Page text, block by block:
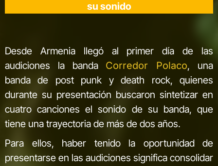
su sonido
Desde Armenia llegó al primer día de las
audiciones la banda Corredor Polaco, una
banda de post punk y death rock, quienes
durante su presentación buscaron sintetizar en
cuatro canciones el sonido de su banda, que
tiene una trayectoria de más de dos años.
Para ellos, haber tenido la oportunidad de
presentarse en las audiciones significa consolidar